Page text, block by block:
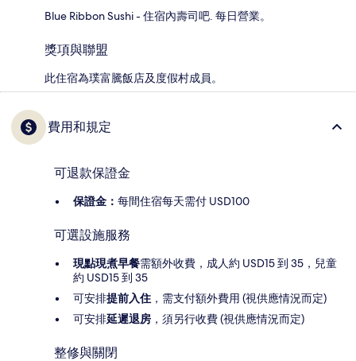
Blue Ribbon Sushi - 住宿內壽司吧. 每日營業。
獎項與聯盟
此住宿為璞富騰飯店及度假村成員。
費用和規定
可退款保證金
保證金： 每間住宿每天需付 USD100
可選設施服務
現點現煮早餐需額外收費，成人約 USD15 到 35，兒童
約 USD15 到 35
可安排提前入住 ，需支付額外費用 (視供應情況而定)
可安排延遲退房 ，須另行收費 (視供應情況而定)
整修與關閉